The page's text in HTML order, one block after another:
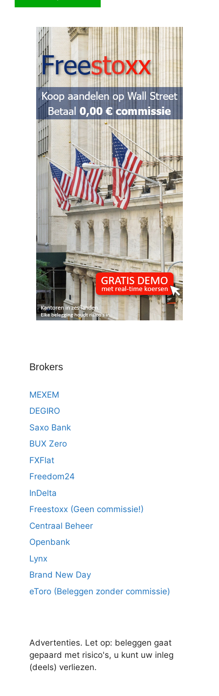
Brokers
MEXEM
DEGIRO
Saxo Bank
BUX Zero
FXFlat
Freedom24
InDelta
Freestoxx (Geen commissie!)
Centraal Beheer
Openbank
Lynx
Brand New Day
eToro (Beleggen zonder commissie)
Advertenties. Let op: beleggen gaat
gepaard met risico's, u kunt uw inleg
(deels) verliezen.